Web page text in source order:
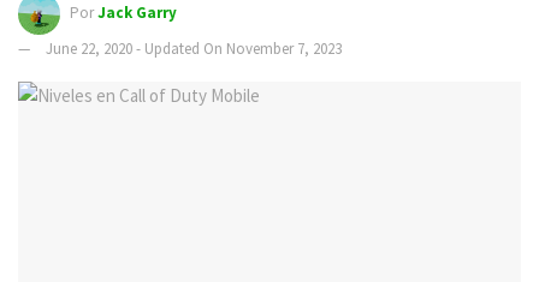
PorJack Garry
June 22, 2020 - Updated On November 7, 2023